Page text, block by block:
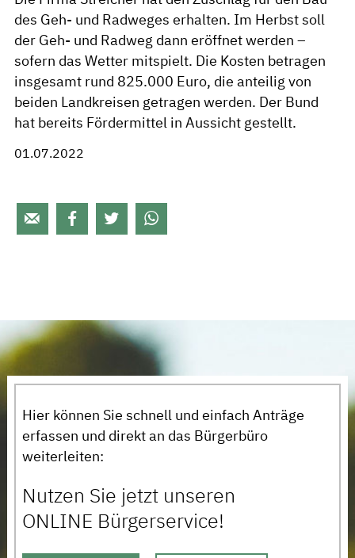
des Geh- und Radweges erhalten. Im Herbst soll
der Geh- und Radweg dann eröffnet werden –
sofern das Wetter mitspielt. Die Kosten betragen
insgesamt rund 825.000 Euro, die anteilig von
beiden Landkreisen getragen werden. Der Bund
hat bereits Fördermittel in Aussicht gestellt.
01.07.2022
   
Hier können Sie schnell und einfach Anträge
erfassen und direkt an das Bürgerbüro
weiterleiten:
Nutzen Sie jetzt unseren
ONLINE Bürgerservice!